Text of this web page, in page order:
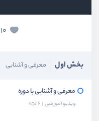
10
بخش اول معرفی و آشنایی
معرفی و آشنایی با دوره
ویدیو آموزشی 05:16